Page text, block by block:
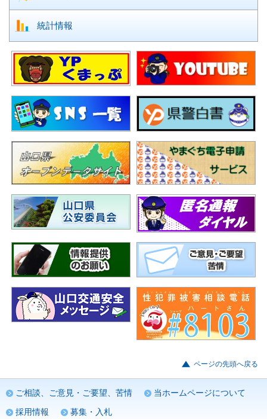
統計情報
ページの先頭へ戻る
ご相談、ご意見・ご要望、苦情
当ホームページについて
採用情報
募集・入札